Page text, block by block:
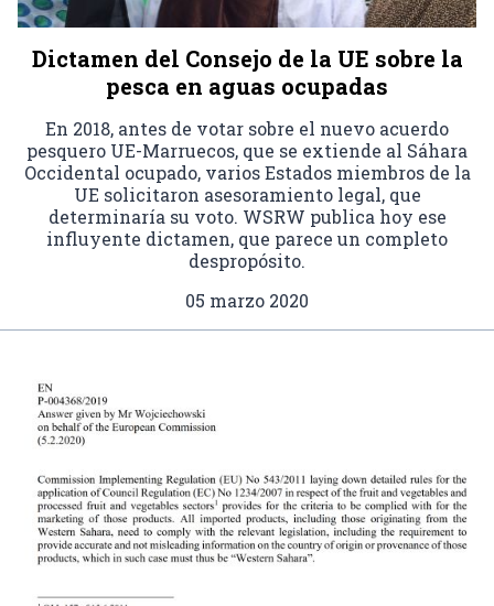
Dictamen del Consejo de la UE sobre la
pesca en aguas ocupadas
En 2018, antes de votar sobre el nuevo acuerdo
pesquero UE-Marruecos, que se extiende al Sáhara
Occidental ocupado, varios Estados miembros de la
UE solicitaron asesoramiento legal, que
determinaría su voto. WSRW publica hoy ese
influyente dictamen, que parece un completo
despropósito.
05 marzo 2020